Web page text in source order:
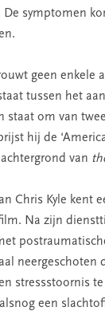
De symptomen
geen enkele
tussen het
staat om van
hij de
van
Chris Kyle kent
Na zijn
neergeschoten
stressstoornis
een